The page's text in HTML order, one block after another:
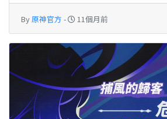
By原神官方 - 11個月前